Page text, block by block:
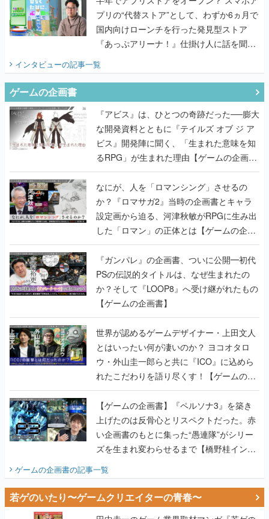
プリの“代替ストア”として、わずか6ヵ月で
国内向けローンチを行った発見型ストア
『あっぷアリーナ！』仕掛け人に話を聞い
インタビューの記事一覧
ゲームの企画書
『アビス』は、ひとつの奇跡だった──膨大
な開発資料とともに『テイルズ オブ ジ ア
ビス』開発陣に聞く、「生まれた意味を知
るRPG」が生まれた理由【ゲームの企画
書】
なにが、人を「ロマンシング」させるの
か？『ロマサガ2』当時の企画書とキャラ
設定画から迫る、河津秋敏がRPGに生み出
した「ロマン」の正体とは【ゲームの企画
書】
『ガンパレ』の企画書、ついに公開━初代
PSの伝説的タイトルは、なぜ生まれたの
か？そして『LOOP8』へ受け継がれたもの
【ゲームの企画書】
世界が認めるゲームデザイナー・上田文人
とはいったい何が凄いのか？ ヨコオタロ
ウ・外山圭一郎らと共に『ICO』に込めら
れたこだわりを語り尽くす！【ゲームの企
画書】
【ゲームの企画書】『ペルソナ3』を築き
上げたのは反骨心とリスペクトだった。赤
い企画書のもとに集った“愚連隊”がシリー
ズを生まれ変わらせるまで【橋野桂インタ
ゲームの企画書の記事一覧
若ゲのいたり〜ゲームクリエイターの青春〜